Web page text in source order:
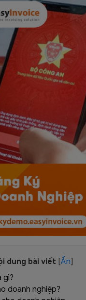
dung bài viết [Ẩn]
gì?
doanh nghiệp?